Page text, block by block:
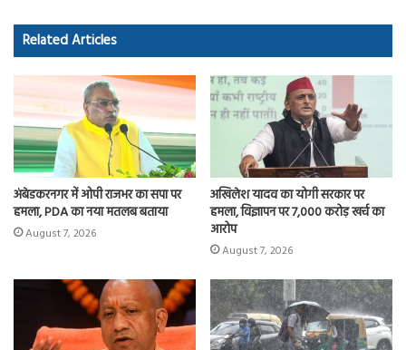
o
ok
d
o
n
Related Articles
अंबेडकरनगर में ओपी राजभर का सपा पर
हमला, PDA का नया मतलब बताया
August 7, 2026
अखिलेश यादव का योगी सरकार पर
हमला, विज्ञापन पर 7,000 करोड़ खर्च का
आरोप
August 7, 2026